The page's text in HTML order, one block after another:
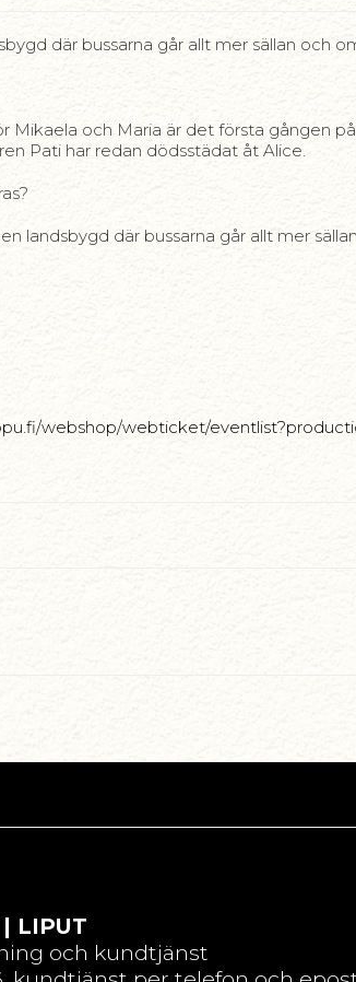
där bussarna går allt mer sällan och
Mikaela och Maria är det första gången
Pati har redan dödsstädat åt Alice.
landsbygd där bussarna går allt mer
webshop/webticket/
LIPUT
och kundtjänst